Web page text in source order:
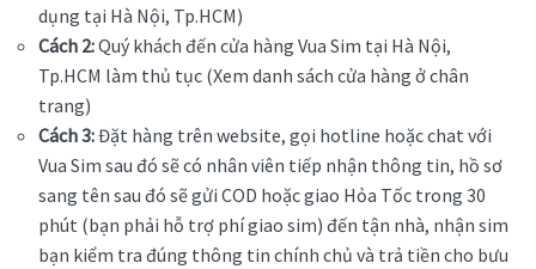
dụng tại Hà Nội, Tp.HCM)
Cách 2:Quý khách đến cửa hàng Vua Sim tại Hà Nội,
Tp.HCM làm thủ tục (Xem danh sách cửa hàng ở chân
trang)
Cách 3:Đặt hàng trên website, gọi hotline hoặc chat với
Vua Sim sau đó sẽ có nhân viên tiếp nhận thông tin, hồ sơ
sang tên sau đó sẽ gửi COD hoặc giao Hỏa Tốc trong 30
phút (bạn phải hỗ trợ phí giao sim) đến tận nhà, nhận sim
bạn kiểm tra đúng thông tin chính chủ và trả tiền cho bưu